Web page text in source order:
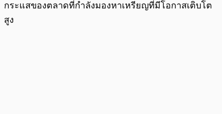
กระแสของตลาดที่กำลังมองหาเหรียญที่มีโอกาสเติบโต
สูง